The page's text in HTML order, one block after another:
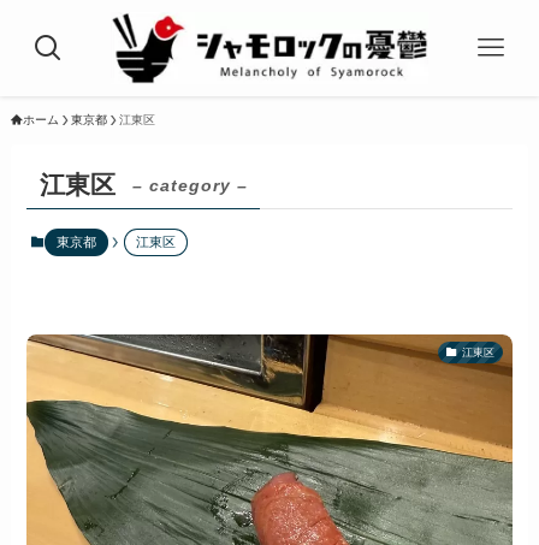
ホーム 東京都 江東区
江東区 – category –
東京都 江東区
江東区